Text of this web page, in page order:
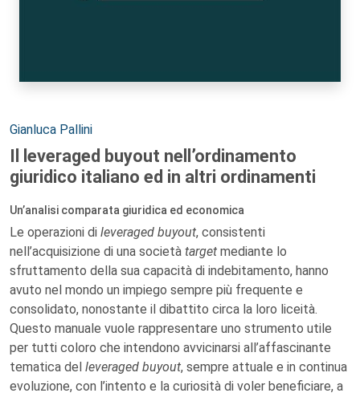
Autori:
Gianluca Pallini
Il leveraged buyout nell’ordinamento
giuridico italiano ed in altri ordinamenti
Un’analisi comparata giuridica ed economica
Le operazioni di leveraged buyout, consistenti
nell’acquisizione di una società target mediante lo
sfruttamento della sua capacità di indebitamento, hanno
avuto nel mondo un impiego sempre più frequente e
consolidato, nonostante il dibattito circa la loro liceità.
Questo manuale vuole rappresentare uno strumento utile
per tutti coloro che intendono avvicinarsi all’affascinante
tematica del leveraged buyout, sempre attuale e in continua
evoluzione, con l’intento e la curiosità di voler beneficiare, a